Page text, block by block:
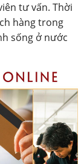
tư vấn. Thời
hàng trong
sống ở nước